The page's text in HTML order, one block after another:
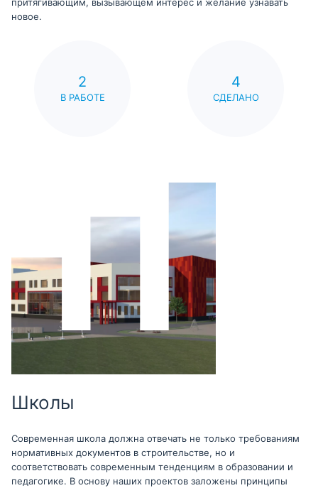
притягивающим, вызывающем интерес и желание узнавать
новое.
2
В РАБОТЕ
4
СДЕЛАНО
Школы
Современная школа должна отвечать не только требованиям
нормативных документов в строительстве, но и
соответствовать современным тенденциям в образовании и
педагогике. В основу наших проектов заложены принципы